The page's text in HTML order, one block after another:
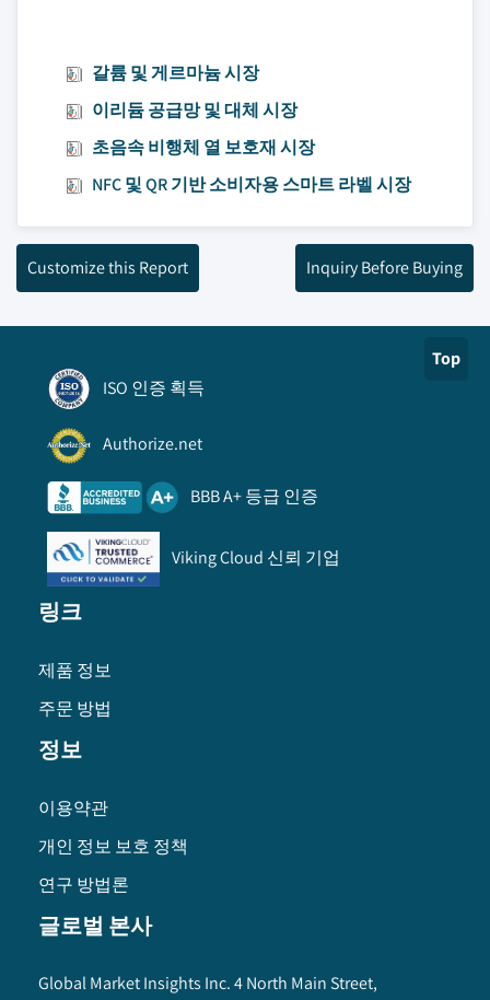
갈륨 및 게르마늄 시장
이리듐 공급망 및 대체 시장
초음속 비행체 열 보호재 시장
NFC 및 QR 기반 소비자용 스마트 라벨 시장
Customize this Report Inquiry Before Buying
Top
ISO 인증 획득
Authorize.net
BBB A+ 등급 인증
Viking Cloud 신뢰 기업
링크
제품 정보
주문 방법
정보
이용약관
개인 정보 보호 정책
연구 방법론
글로벌 본사
Global Market Insights Inc. 4 North Main Street,